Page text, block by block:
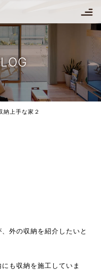
納上手な家２
外の収納を紹介したいと
も収納を施工していま